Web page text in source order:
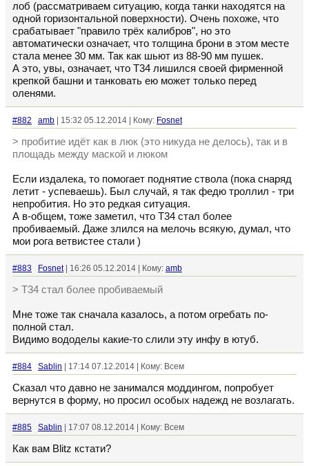
лоб (рассматриваем ситуацию, когда танки находятся на
одной горизонтальной поверхности). Очень похоже, что
срабатывает "правило трёх калибров", но это
автоматически означает, что толщина брони в этом месте
стала менее 30 мм. Так как шьют из 88-90 мм пушек.
А это, увы, означает, что Т34 лишился своей фирменной
крепкой башни и танковать ею может только перед
оленями.
#882 amb | 15:32 05.12.2014 | Кому: Fosnet
> пробитие идёт как в люк (это никуда не делось), так и в
площадь между маской и люком
Если издалека, то помогает поднятие ствола (пока снаряд
летит - успеваешь). Был случай, я так федю троллил - три
непробития. Но это редкая ситуация.
А в-общем, тоже заметил, что Т34 стал более
пробиваемый. Даже злился на мелочь всякую, думал, что
мои рога ветвистее стали )
#883 Fosnet| 16:26 05.12.2014 | Кому: amb
> Т34 стал более пробиваемый
Мне тоже так сначала казалось, а потом огребать по-
полной стал.
Видимо вододелы какие-то слили эту инфу в ютуб.
#884 Sablin | 17:14 07.12.2014 | Кому: Всем
Сказал что давно не занимался моддингом, попробует
вернутся в форму, но просил особых надежд не возлагать.
#885 Sablin | 17:07 08.12.2014 | Кому: Всем
Как вам Blitz кстати?